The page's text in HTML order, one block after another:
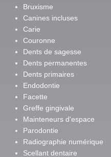
Bruxisme
Canines incluses
Carie
Couronne
Dents de sagesse
Dents permanentes
Dents primaires
Endodontie
Facette
Greffe gingivale
Mainteneurs d'espace
Parodontie
Radiographie numérique
Scellant dentaire